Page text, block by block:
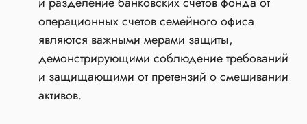
операционных счетов семейного офиса
являются важными мерами защиты,
демонстрирующими соблюдение требований
и защищающими от претензий о смешивании
активов.